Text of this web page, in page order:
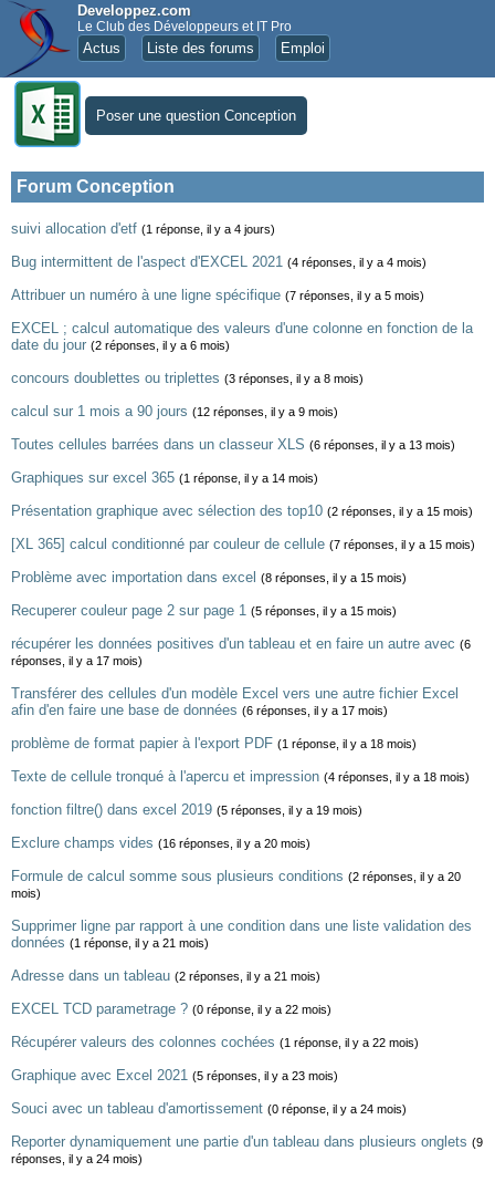
Developpez.com
Le Club des Développeurs et IT Pro
Actus Liste des forums Emploi
Poser une question Conception
Forum Conception
suivi allocation d'etf (1 réponse, il y a 4 jours)
Bug intermittent de l'aspect d'EXCEL 2021 (4 réponses, il y a 4 mois)
Attribuer un numéro à une ligne spécifique (7 réponses, il y a 5 mois)
EXCEL ; calcul automatique des valeurs d'une colonne en fonction de la
date du jour (2 réponses, il y a 6 mois)
concours doublettes ou triplettes (3 réponses, il y a 8 mois)
calcul sur 1 mois a 90 jours (12 réponses, il y a 9 mois)
Toutes cellules barrées dans un classeur XLS (6 réponses, il y a 13 mois)
Graphiques sur excel 365 (1 réponse, il y a 14 mois)
Présentation graphique avec sélection des top10 (2 réponses, il y a 15 mois)
[XL 365] calcul conditionné par couleur de cellule (7 réponses, il y a 15 mois)
Problème avec importation dans excel (8 réponses, il y a 15 mois)
Recuperer couleur page 2 sur page 1 (5 réponses, il y a 15 mois)
récupérer les données positives d'un tableau et en faire un autre avec (6
réponses, il y a 17 mois)
Transférer des cellules d'un modèle Excel vers une autre fichier Excel
afin d'en faire une base de données (6 réponses, il y a 17 mois)
problème de format papier à l'export PDF (1 réponse, il y a 18 mois)
Texte de cellule tronqué à l'apercu et impression (4 réponses, il y a 18 mois)
fonction filtre() dans excel 2019 (5 réponses, il y a 19 mois)
Exclure champs vides (16 réponses, il y a 20 mois)
Formule de calcul somme sous plusieurs conditions (2 réponses, il y a 20
mois)
Supprimer ligne par rapport à une condition dans une liste validation des
données (1 réponse, il y a 21 mois)
Adresse dans un tableau (2 réponses, il y a 21 mois)
EXCEL TCD parametrage ? (0 réponse, il y a 22 mois)
Récupérer valeurs des colonnes cochées (1 réponse, il y a 22 mois)
Graphique avec Excel 2021 (5 réponses, il y a 23 mois)
Souci avec un tableau d'amortissement (0 réponse, il y a 24 mois)
Reporter dynamiquement une partie d'un tableau dans plusieurs onglets (9
réponses, il y a 24 mois)